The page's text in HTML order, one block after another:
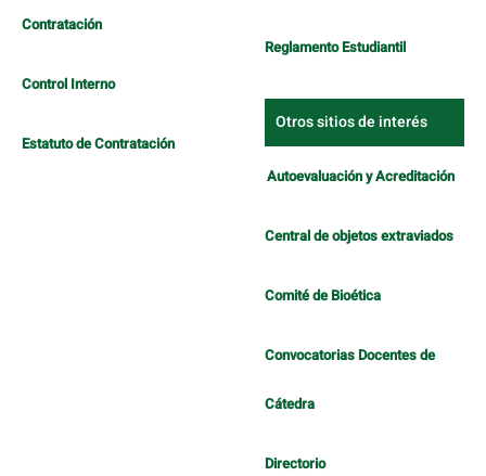
Contratación
Control Interno
Estatuto de Contratación
Reglamento Estudiantil
Otros sitios de interés
Autoevaluación y Acreditación
Central de objetos extraviados
Comité de Bioética
Convocatorias Docentes de
Cátedra
Directorio